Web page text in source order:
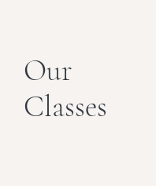
Our
Classes